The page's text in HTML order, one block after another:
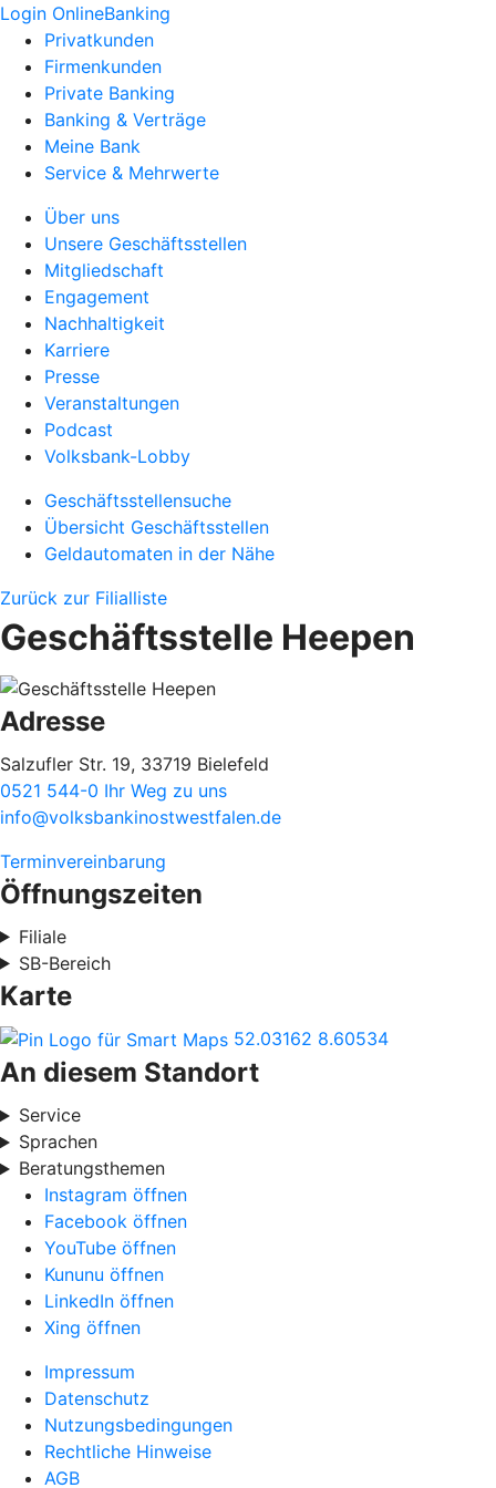
Login OnlineBanking
Privatkunden
Firmenkunden
Private Banking
Banking & Verträge
Meine Bank
Service & Mehrwerte
Über uns
Unsere Geschäftsstellen
Mitgliedschaft
Engagement
Nachhaltigkeit
Karriere
Presse
Veranstaltungen
Podcast
Volksbank-Lobby
Geschäftsstellensuche
Übersicht Geschäftsstellen
Geldautomaten in der Nähe
Zurück zur Filialliste
Geschäftsstelle Heepen
Adresse
Salzufler Str. 19, 33719 Bielefeld
0521 544-0 Ihr Weg zu uns
info@volksbankinostwestfalen.de
Terminvereinbarung
Öffnungszeiten
Filiale
SB-Bereich
Karte
52.03162 8.60534
An diesem Standort
Service
Sprachen
Beratungsthemen
Instagram öffnen
Facebook öffnen
YouTube öffnen
Kununu öffnen
LinkedIn öffnen
Xing öffnen
Impressum
Datenschutz
Nutzungsbedingungen
Rechtliche Hinweise
AGB